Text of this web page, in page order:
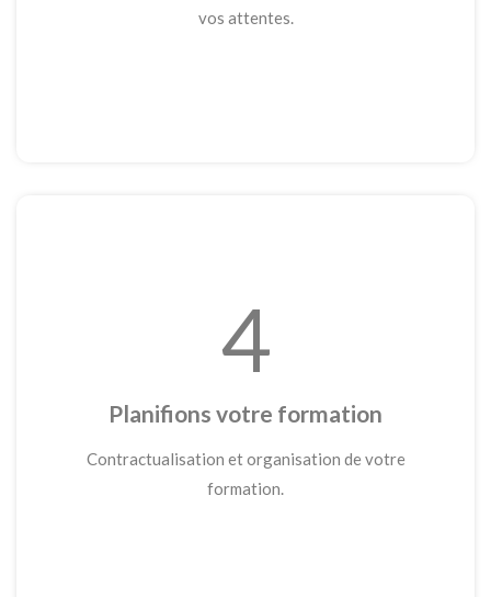
vos attentes.
4
Planifions votre formation
Contractualisation et organisation de votre
formation.